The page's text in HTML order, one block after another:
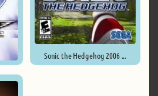
Sonic the Hedgehog 2006 ...